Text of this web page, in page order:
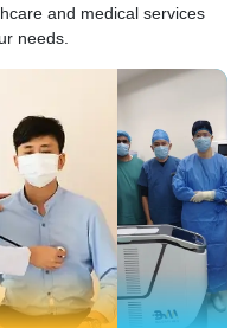
and medical services
needs.